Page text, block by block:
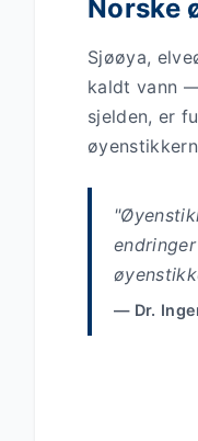
Norske
Sjøøya,
kaldt vann
sjelden, er
— Dr.